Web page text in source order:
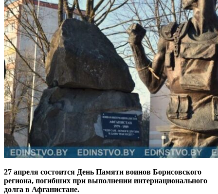
27 апреля состоится День Памяти воинов Борисовского
региона, погибших при выполнении интернационального
долга в Афганистане.